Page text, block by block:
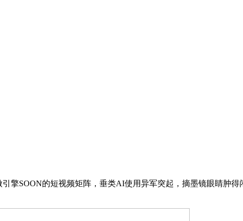
SOON的短视频矩阵，垂类AI使用异军突起，摘墨镜眼睛肿得